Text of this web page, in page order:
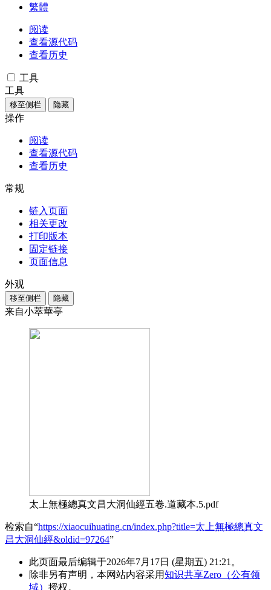
繁體
阅读
查看源代码
查看历史
工具
工具
移至侧栏 隐藏
操作
阅读
查看源代码
查看历史
常规
链入页面
相关更改
打印版本
固定链接
页面信息
外观
移至侧栏 隐藏
来自小萃華亭
太上無極總真文昌大洞仙經五卷.道藏本.5.pdf
检索自“https://xiaocuihuating.cn/index.php?title=太上無極總真文
昌大洞仙經&oldid=97264”
此页面最后编辑于2026年7月17日 (星期五) 21:21。
除非另有声明，本网站内容采用知识共享Zero（公有领
域） 授权。